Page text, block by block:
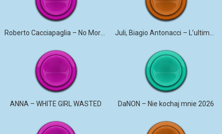
Roberto Cacciapaglia – No More Violence
ANNA – WHITE GIRL WASTED DaNON – Nie kochaj mnie 2026